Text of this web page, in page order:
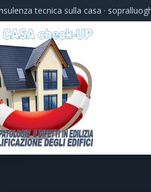
tecnica sulla casa ·